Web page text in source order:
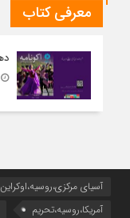
معرفی کتاب
آسیای مرکزی،روسیه،اوکراین
آمریکا،روسیه،تحریم